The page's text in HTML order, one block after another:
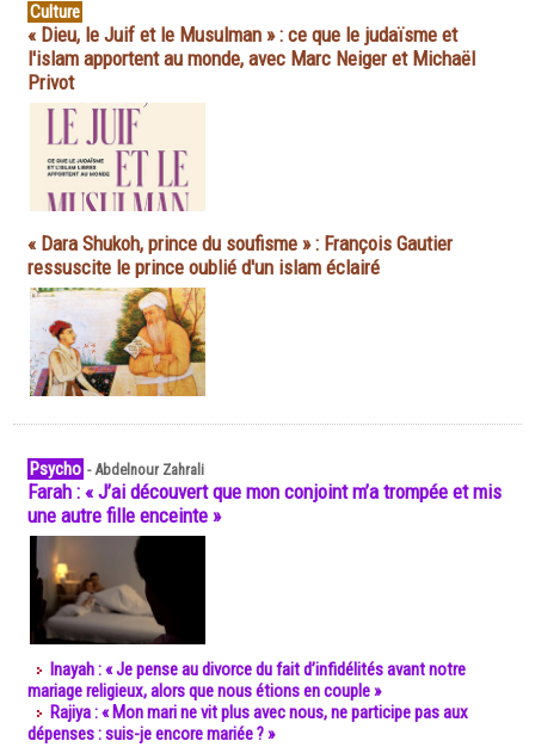
Culture
« Dieu, le Juif et le Musulman » : ce que le judaïsme et
l'islam apportent au monde, avec Marc Neiger et Michaël
Privot
« Dara Shukoh, prince du soufisme » : François Gautier
ressuscite le prince oublié d'un islam éclairé
Psycho -Abdelnour Zahrali
Farah : « J’ai découvert que mon conjoint m’a trompée et mis
une autre fille enceinte »
Inayah : « Je pense au divorce du fait d’infidélités avant notre
mariage religieux, alors que nous étions en couple »
Rajiya : « Mon mari ne vit plus avec nous, ne participe pas aux
dépenses : suis-je encore mariée ? »